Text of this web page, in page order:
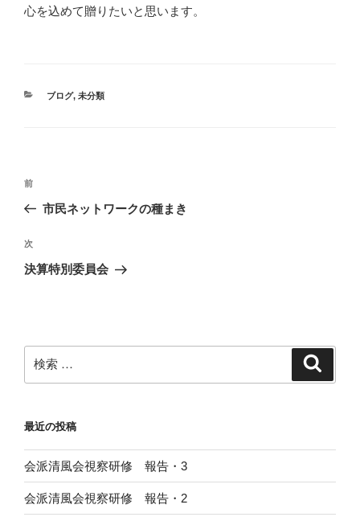
心を込めて贈りたいと思います。
カ
ブログ, 未分類
投
ビ
ゲ
ン
過
去
投
稿
前
市民ネットワークの種まき
次
の
次
決算特別委員会
検
索:
最近の投稿
会派清風会視察研修 報告・3
会派清風会視察研修 報告・2